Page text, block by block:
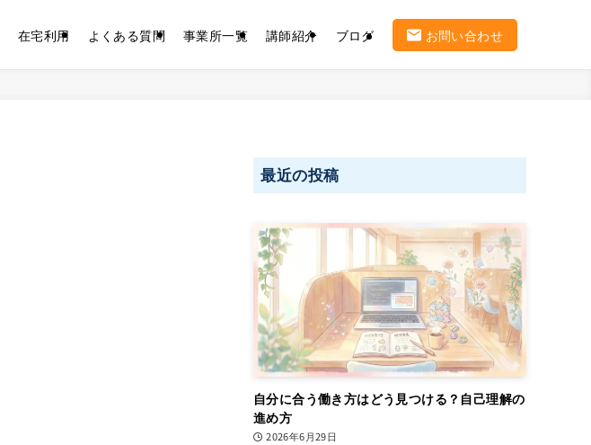
在宅利用 よくある質問 事業所一覧 講師紹介 ブログ お問い合わせ
最近の投稿
自分に合う働き方はどう見つける？自己理解の
進め方
2026年6月29日